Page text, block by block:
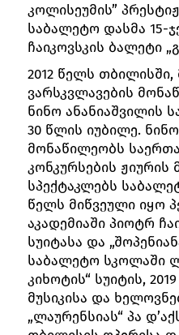
კოლისეუმის”
საბალეტო დასმა 15-
ჩაიკოვსკის ბალეტი
2012 წელს
ვარსკვლავების
ნინო ანანიაშვილის
30 წლის იუბილე.
მონაწილეობს
კონკურსების ჟიურის
სპექტაკლებს
წელს მიწვეული იყო
აკადემიაში პიოტრ
სუიტასა და
საბალეტო სკოლაში
კიხოტის“ სუიტის,
მუსიკისა და
„ლაურენსიას“ პა